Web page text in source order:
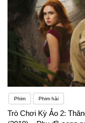
Phim Phim hài
Trò Chơi Kỳ Ảo 2: